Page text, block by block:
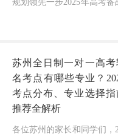
规划领先一步2025年高考备
苏州全日制一对一高考
名考点有哪些专业？
考点分布、专业选择指
推荐全解析
各位苏州的家长和同学们，